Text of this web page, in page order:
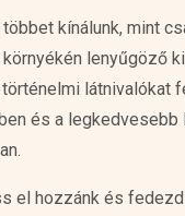
kínálunk, mint
környékén lenyűgöző
látnivalókat
és a legkedvesebb
el hozzánk és